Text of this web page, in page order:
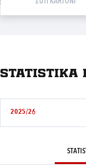
Statistika
2025/26